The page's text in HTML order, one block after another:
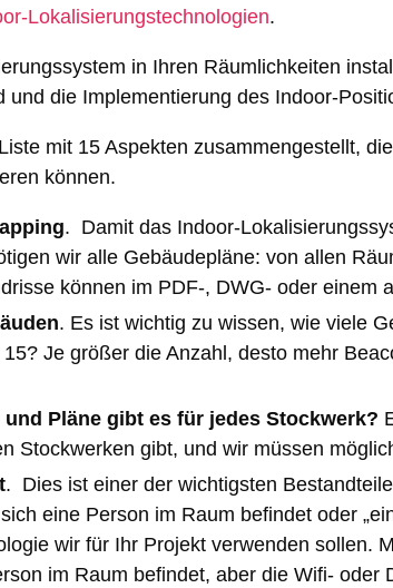
Lokalisierungstechnologien.
in Ihren Räumlichkeiten
und die Implementierung des Indoor-
mit 15 Aspekten zusammengestellt,
können.
. Damit das Indoor-
wir alle Gebäudepläne: von allen
können im PDF-, DWG- oder einem
. Es ist wichtig zu wissen, wie viele
Je größer die Anzahl, desto mehr
Pläne gibt es für jedes Stockwerk?
Stockwerken gibt, und wir müssen
. Dies ist einer der wichtigsten
eine Person im Raum befindet oder
wir für Ihr Projekt verwenden sollen.
im Raum befindet, aber die Wifi- oder